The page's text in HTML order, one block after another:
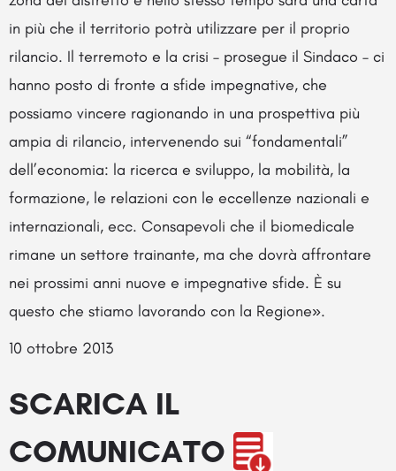
in più che il territorio potrà utilizzare per il proprio
rilancio. Il terremoto e la crisi – prosegue il Sindaco – ci
hanno posto di fronte a sfide impegnative, che
possiamo vincere ragionando in una prospettiva più
ampia di rilancio, intervenendo sui “fondamentali”
dell’economia: la ricerca e sviluppo, la mobilità, la
formazione, le relazioni con le eccellenze nazionali e
internazionali, ecc. Consapevoli che il biomedicale
rimane un settore trainante, ma che dovrà affrontare
nei prossimi anni nuove e impegnative sfide. È su
questo che stiamo lavorando con la Regione».
10 ottobre 2013
SCARICA IL
COMUNICATO